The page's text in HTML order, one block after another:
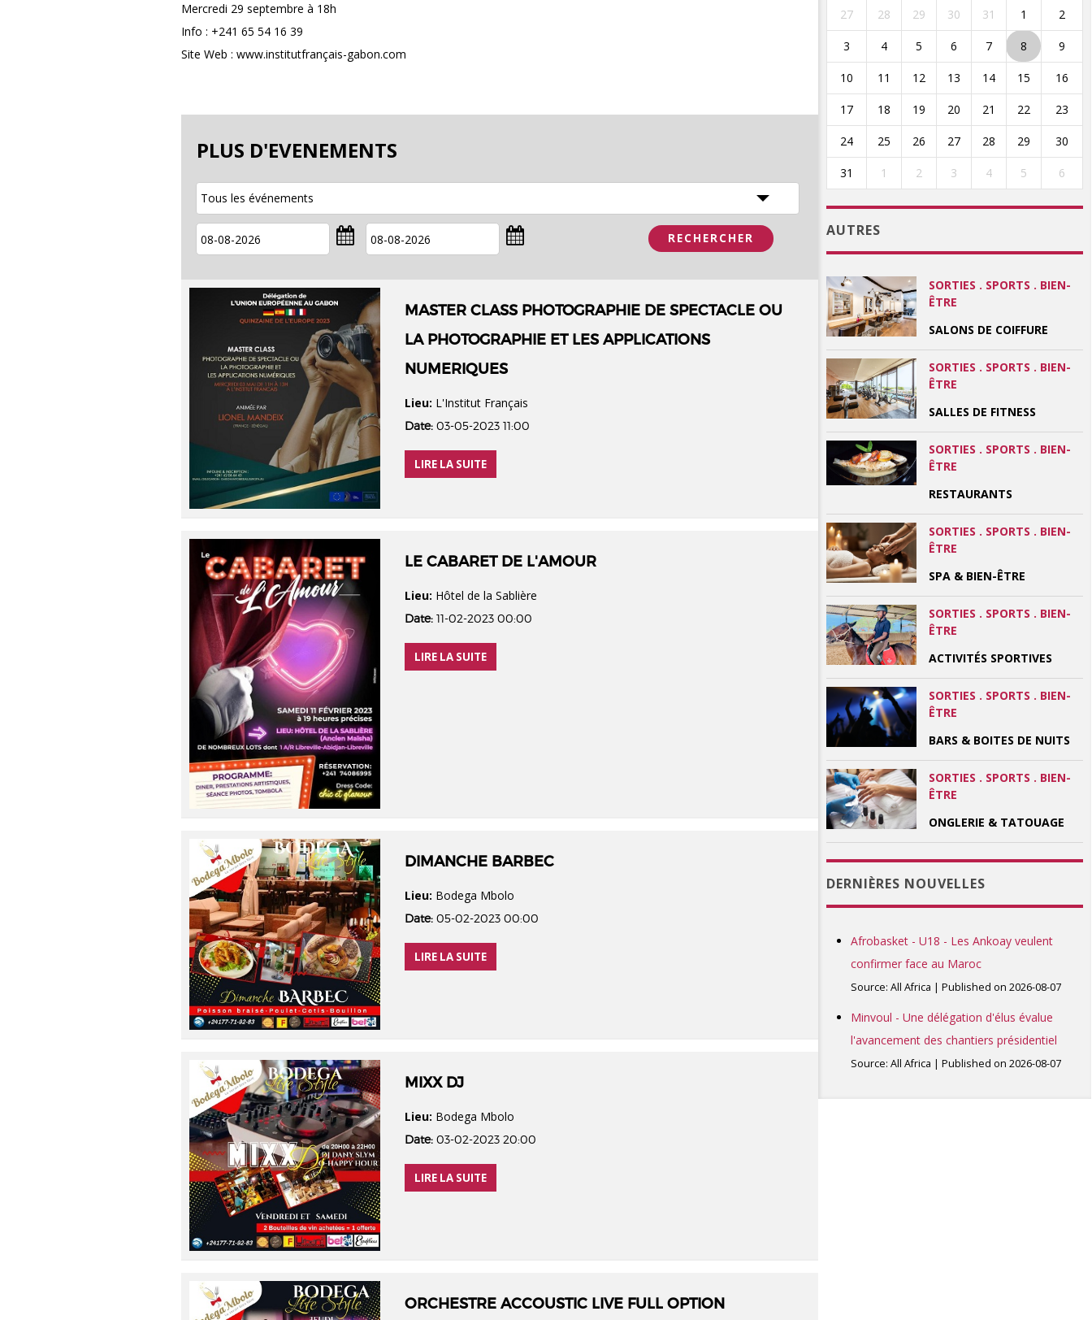
Mercredi 29 septembre à 18h
Info : +241 65 54 16 39
Site Web : www.institutfrançais-gabon.com
PLUS D'EVENEMENTS
MASTER CLASS PHOTOGRAPHIE DE SPECTACLE OU
LA PHOTOGRAPHIE ET LES APPLICATIONS
NUMERIQUES
Lieu: L'Institut Français
Date: 03-05-2023 11:00
LIRE LA SUITE
LE CABARET DE L'AMOUR
Lieu: Hôtel de la Sablière
Date: 11-02-2023 00:00
LIRE LA SUITE
DIMANCHE BARBEC
Lieu: Bodega Mbolo
Date: 05-02-2023 00:00
LIRE LA SUITE
MIXX DJ
Lieu: Bodega Mbolo
Date: 03-02-2023 20:00
LIRE LA SUITE
ORCHESTRE ACCOUSTIC LIVE FULL OPTION
27 28 29 30 31 1 2
3 4 5 6 7 8 9
10 11 12 13 14 15 16
17 18 19 20 21 22 23
24 25 26 27 28 29 30
31 1 2 3 4 5 6
AUTRES
SORTIES . SPORTS . BIEN-
ÊTRE
SALONS DE COIFFURE
SORTIES . SPORTS . BIEN-
ÊTRE
SALLES DE FITNESS
SORTIES . SPORTS . BIEN-
ÊTRE
RESTAURANTS
SORTIES . SPORTS . BIEN-
ÊTRE
SPA & BIEN-ÊTRE
SORTIES . SPORTS . BIEN-
ÊTRE
ACTIVITÉS SPORTIVES
SORTIES . SPORTS . BIEN-
ÊTRE
BARS & BOITES DE NUITS
SORTIES . SPORTS . BIEN-
ÊTRE
ONGLERIE & TATOUAGE
DERNIÈRES NOUVELLES
Afrobasket - U18 - Les Ankoay veulent
confirmer face au Maroc
Source: All Africa Published on 2026-08-07
Minvoul - Une délégation d'élus évalue
l'avancement des chantiers présidentiel
Source: All Africa Published on 2026-08-07